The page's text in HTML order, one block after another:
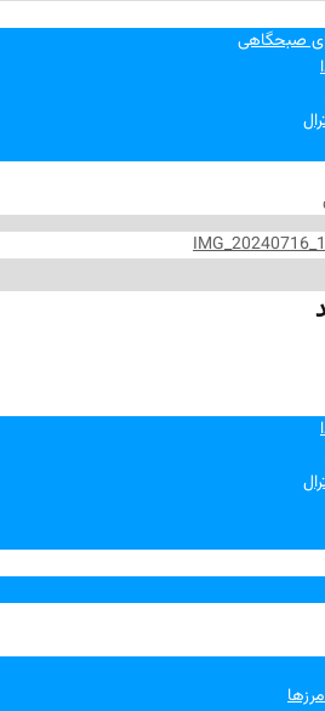
صبحگاهی